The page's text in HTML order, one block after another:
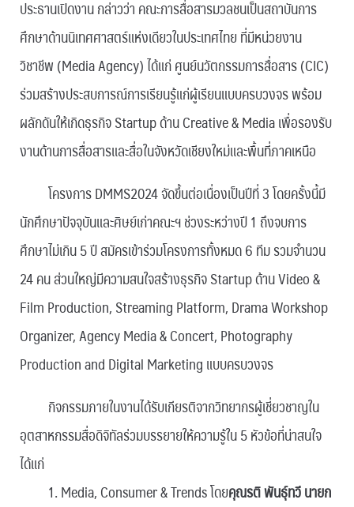
ประธานเปิดงาน กล่าวว่า คณะการสื่อสารมวลชนเป็นสถาบันการ
ศึกษาด้านนิเทศศาสตร์แห่งเดียวในประเทศไทย ที่มีหน่วยงาน
วิชาชีพ (Media Agency) ได้แก่ ศูนย์นวัตกรรมการสื่อสาร (CIC)
ร่วมสร้างประสบการณ์การเรียนรู้แก่ผู้เรียนแบบครบวงจร พร้อม
ผลักดันให้เกิดธุรกิจ Startup ด้าน Creative & Media เพื่อรองรับ
งานด้านการสื่อสารและสื่อในจังหวัดเชียงใหม่และพื้นที่ภาคเหนือ
โครงการ DMMS2024 จัดขึ้นต่อเนื่องเป็นปีที่ 3 โดยครั้งนี้มี
นักศึกษาปัจจุบันและศิษย์เก่าคณะฯ ช่วงระหว่างปี 1 ถึงจบการ
ศึกษาไม่เกิน 5 ปี สมัครเข้าร่วมโครงการทั้งหมด 6 ทีม รวมจำนวน
24 คน ส่วนใหญ่มีความสนใจสร้างธุรกิจ Startup ด้าน Video &
Film Production, Streaming Platform, Drama Workshop
Organizer, Agency Media & Concert, Photography
Production and Digital Marketing แบบครบวงจร
กิจกรรมภายในงานได้รับเกียรติจากวิทยากรผู้เชี่ยวชาญใน
อุตสาหกรรมสื่อดิจิทัลร่วมบรรยายให้ความรู้ใน 5 หัวข้อที่น่าสนใจ
ได้แก่
1. Media, Consumer & Trends โดยคุณรติ พันธุ์ทวี นายก